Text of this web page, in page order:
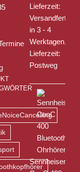
Lieferzeit:
Versandfertig
in 3 - 4
Werktagen,
Lieferzeit:
Postweg
Sennheiser